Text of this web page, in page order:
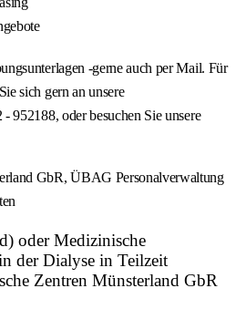
-gerne auch per Mail. Für
sich gern an unsere
952188, oder besuchen Sie unsere
GbR, ÜBAG Personalverwaltung
oder Medizinische
der Dialyse in Teilzeit
Zentren Münsterland GbR